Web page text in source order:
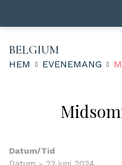
BELGIUM
HEM EVENEMANG
Datum/Tid